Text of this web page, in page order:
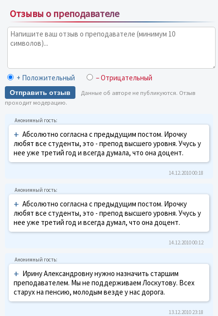
Отзывы о преподавателе
+ Положительный – Отрицательный
Отправить отзыв
Данные об авторе не публикуются. Отзыв
проходит модерацию.
+ Абсолютно согласна с предыдущим постом. Ирочку
любят все студенты, это - препод высшего уровня. Учусь у
нее уже третий год и всегда думала, что она доцент.
14.12.2010 00:18
+ Абсолютно согласна с предыдущим постом. Ирочку
любят все студенты, это - препод высшего уровня. Учусь у
нее уже третий год и всегда думал, что она доцент.
14.12.2010 00:12
+ Ирину Александровну нужно назначить старшим
преподавателем. Мы не поддерживаем Лоскутову. Всех
старух на пенсию, молодым везде у нас дорога.
13.12.2010 23:18